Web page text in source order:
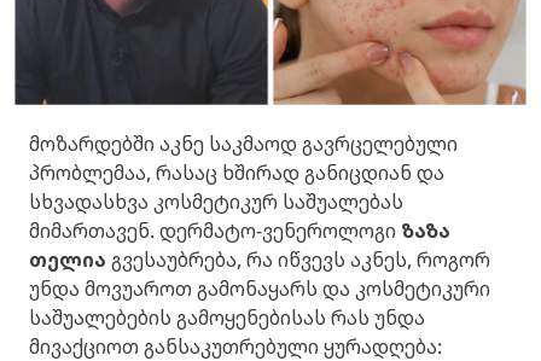
მოზარდებში აკნე საკმაოდ გავრცელებული
პრობლემაა, რასაც ხშირად განიცდიან და
სხვადასხვა კოსმეტიკურ საშუალებას
მიმართავენ. დერმატო-ვენეროლოგი ზაზა
თელია გვესაუბრება, რა იწვევს აკნეს, როგორ
უნდა მოვუაროთ გამონაყარს და კოსმეტიკური
საშუალებების გამოყენებისას რას უნდა
მივაქციოთ განსაკუთრებული ყურადღება: